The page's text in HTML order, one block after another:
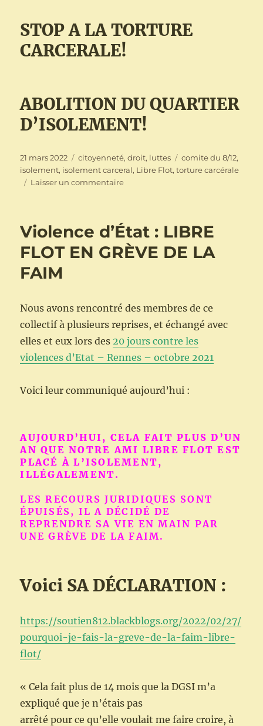
STOP A LA TORTURE
CARCERALE!
ABOLITION DU QUARTIER
D’ISOLEMENT!
Publié
le
21 mars 2022 Catégories
citoyenneté,droit, luttes Étiquettes
comite du 8/12,
isolement, isolement carceral, Libre Flot,torture carcérale
Laisser un commentairesur
FLOT
est
toujours
la
depuis
le
27
février
Violence d’État : LIBRE
FLOT EN GRÈVE DE LA
FAIM
Nous avons rencontré des membres de ce
collectif à plusieurs reprises, et échangé avec
elles et eux lors des 20 jours contre les
violences d’Etat – Rennes – octobre 2021
Voici leur communiqué aujourd’hui :
AUJOURD’HUI, CELA FAIT PLUS D’UN
AN QUE NOTRE AMI LIBRE FLOT EST
PLACÉ À L’ISOLEMENT,
ILLÉGALEMENT.
LES RECOURS JURIDIQUES SONT
ÉPUISÉS, IL A DÉCIDÉ DE
REPRENDRE SA VIE EN MAIN PAR
UNE GRÈVE DE LA FAIM.
Voici SA DÉCLARATION :
https://soutien812.blackblogs.org/2022/02/27/
pourquoi-je-fais-la-greve-de-la-faim-libre-
flot/
« Cela fait plus de 14 mois que la DGSI m’a
expliqué que je n’étais pas
arrêté pour ce qu’elle voulait me faire croire, à